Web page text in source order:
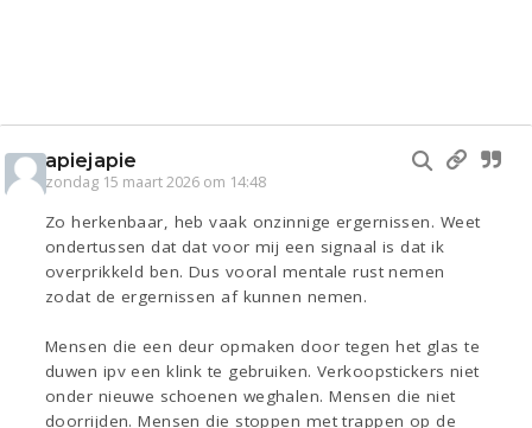
apiejapie
zondag 15 maart 2026 om 14:48
Zo herkenbaar, heb vaak onzinnige ergernissen. Weet
ondertussen dat dat voor mij een signaal is dat ik
overprikkeld ben. Dus vooral mentale rust nemen
zodat de ergernissen af kunnen nemen.
Mensen die een deur opmaken door tegen het glas te
duwen ipv een klink te gebruiken. Verkoopstickers niet
onder nieuwe schoenen weghalen. Mensen die niet
doorrijden. Mensen die stoppen met trappen op de